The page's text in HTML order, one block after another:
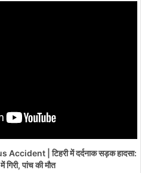
Accident | टिहरी में दर्दनाक सड़क हादसा:
पांच की मौत